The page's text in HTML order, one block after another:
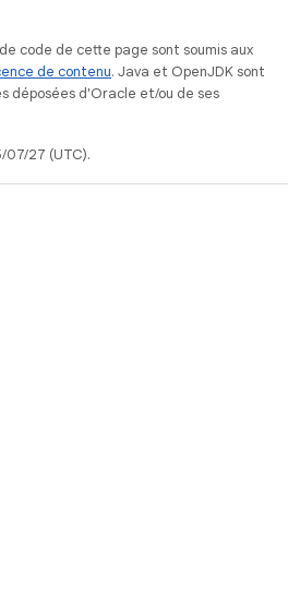
code de cette page sont soumis aux
de contenu. Java et OpenJDK sont
déposées d'Oracle et/ou de ses
07/27 (UTC).